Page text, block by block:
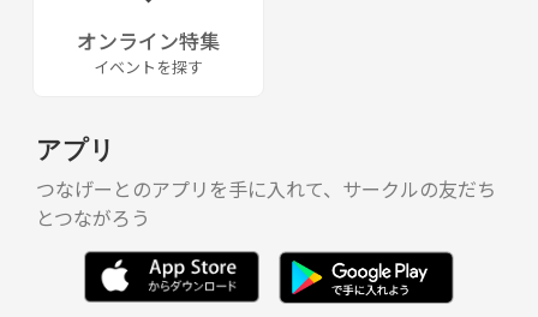
堅苦しいコミュニティではなく、
“ちょっと日常が楽しくなる場所” を目指しています！
ぜひ気軽に参加してみてください😊
#アラサー
#20代
#スポーツ
オンライン特集
イベントを探す
アプリ
つなげーとのアプリを手に入れて、サークルの友だち
とつながろう